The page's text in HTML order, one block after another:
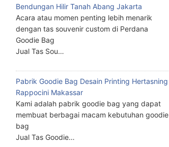
Bendungan Hilir Tanah Abang Jakarta
Acara atau momen penting lebih menarik
dengan tas souvenir custom di Perdana
Goodie Bag
Jual Tas Sou…
Pabrik Goodie Bag Desain Printing Hertasning
Rappocini Makassar
Kami adalah pabrik goodie bag yang dapat
membuat berbagai macam kebutuhan goodie
bag
Jual Tas Goodie…